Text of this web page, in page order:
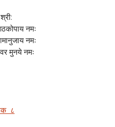
श्री:
नमः
नमः
मुनये नमः
८